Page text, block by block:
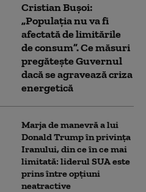
Cristian Bușoi:
„Populația nu va fi
afectată de limitările
de consum”. Ce măsuri
pregătește Guvernul
dacă se agravează criza
energetică
Marja de manevră a lui
Donald Trump în privința
Iranului, din ce în ce mai
limitată: liderul SUA este
prins între opțiuni
neatractive